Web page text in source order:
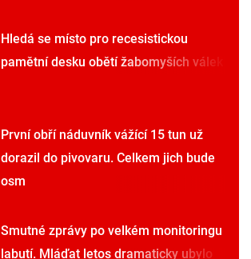
Hledá se místo pro recesistickou
pamětní desku obětí žabomyších válek
První obří náduvník vážící 15 tun už
dorazil do pivovaru. Celkem jich bude
osm
Smutné zprávy po velkém monitoringu
labutí. Mláďat letos dramaticky ubylo